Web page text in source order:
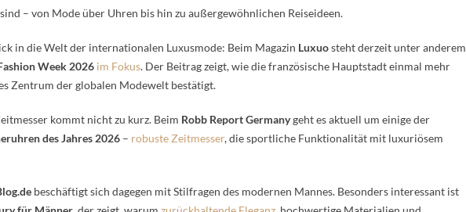
– von Mode über Uhren bis hin zu außergewöhnlichen Reiseideen.
in die Welt der internationalen Luxusmode: Beim Magazin Luxuosteht derzeit unter anderem
Week 2026 im Fokus. Der Beitrag zeigt, wie die französische Hauptstadt einmal mehr
Zentrum der globalen Modewelt bestätigt.
kommt nicht zu kurz. Beim Robb Report Germanygeht es aktuell um einige der
des Jahres 2026 – robuste Zeitmesser, die sportliche Funktionalität mit luxuriösem
beschäftigt sich dagegen mit Stilfragen des modernen Mannes. Besonders interessant ist